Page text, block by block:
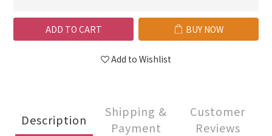
ADD TO CART BUY NOW
Add to Wishlist
Description
Shipping &
Payment
Customer
Reviews